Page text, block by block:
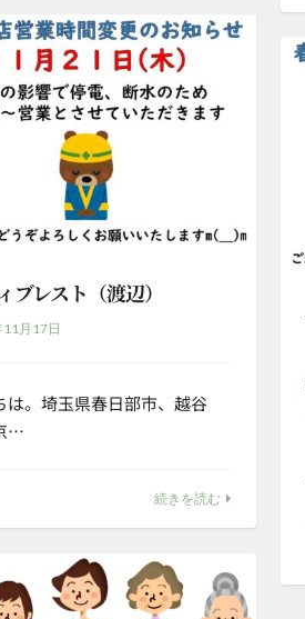
ブレスト（渡辺）
月17日
は。埼玉県春日部市、越谷
…
続きを読む